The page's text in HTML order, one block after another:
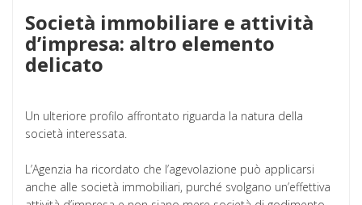
Società immobiliare e attività
d’impresa: altro elemento
delicato
Un ulteriore profilo affrontato riguarda la natura della
società interessata.
L’Agenzia ha ricordato che l’agevolazione può applicarsi
anche alle società immobiliari, purché svolgano un’effettiva